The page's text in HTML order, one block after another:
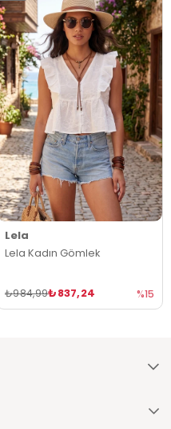
Lela
Lela Kadın Gömlek
₺837,24
₺984,99 %15